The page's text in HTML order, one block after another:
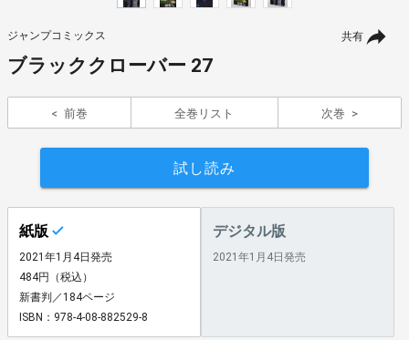
共有
ジャンプコミックス
ブラッククローバー 27
前巻 全巻リスト 次巻
試し読み
紙版
2021年1月4日発売
484円（税込）
新書判／184ページ
ISBN：978-4-08-882529-8
デジタル版
2021年1月4日発売